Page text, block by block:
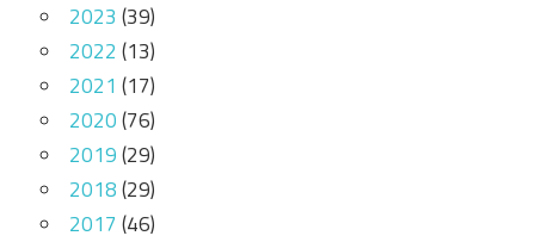
2023 (39)
2022 (13)
2021 (17)
2020(76)
2019(29)
2018(29)
2017 (46)